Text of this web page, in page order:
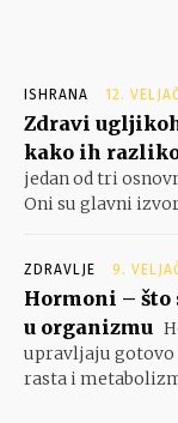
ISHRANA 12.
Zdravi
kako ih
jedan od tri
Oni su glavni
ZDRAVLJE 9.
Hormoni – što
u organizmu
upravljaju gotovo
rasta i